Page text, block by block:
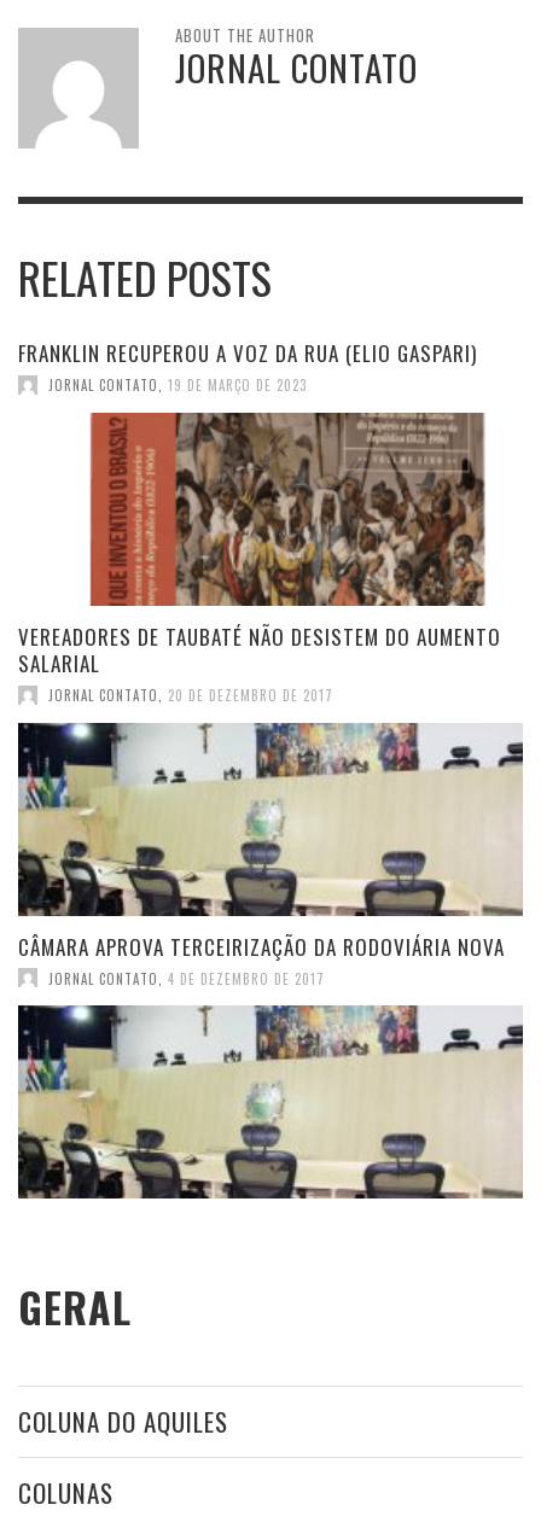
ABOUT THE AUTHOR
JORNAL CONTATO
RELATED POSTS
FRANKLIN RECUPEROU A VOZ DA RUA (ELIO GASPARI)
JORNAL CONTATO 19 DE MARÇO DE 2023
VEREADORES DE TAUBATÉ NÃO DESISTEM DO AUMENTO
SALARIAL
JORNAL CONTATO 20 DE DEZEMBRO DE 2017
CÂMARA APROVA TERCEIRIZAÇÃO DA RODOVIÁRIA NOVA
JORNAL CONTATO 4 DE DEZEMBRO DE 2017
GERAL
COLUNA DO AQUILES
COLUNAS